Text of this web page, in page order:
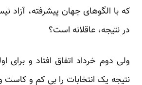
که با الگوهای جهان پیشرفته،
در نتیجه، عاقلانه است؟
ولی دوم خرداد اتفاق افتاد و برای
نتیجه یک انتخابات را بی کم و کاست